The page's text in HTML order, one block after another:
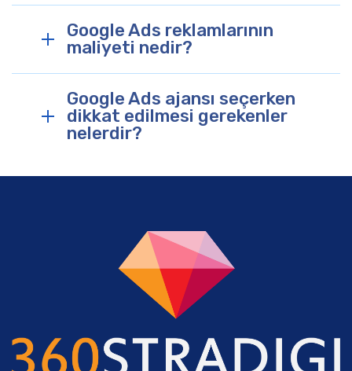
Google Ads reklamlarının
maliyeti nedir?
Google Ads ajansı seçerken
dikkat edilmesi gerekenler
nelerdir?